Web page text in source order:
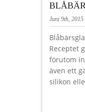
Juni 9th, 2015
Receptet
förutom
även ett
silikon